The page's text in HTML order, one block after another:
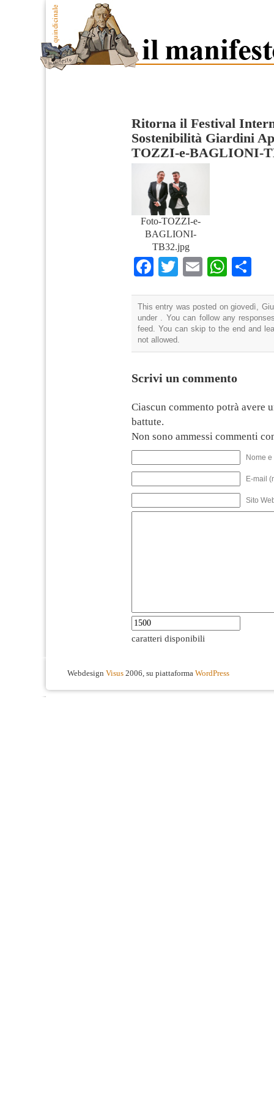
Ritorna il Festival
Sostenibilità Giardini
TOZZI-e-BAGLIONI-
Foto-TOZZI-e-
BAGLIONI-
TB32.jpg
Facebook
TwitterEmail
This entry was posted on giovedì,
under . You can follow any
feed. You can skip to the end and
not allowed.
Scrivi un commento
Ciascun commento potrà avere
battute.
Non sono ammessi commenti
Nome
E-mail
Sito
caratteri disponibili
Webdesign Visus 2006, su piattaforma WordPress